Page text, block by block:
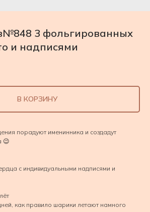
3 фольгированных
и надписями
В КОРЗИНУ
порадуют именинника и создадут
😉
с индивидуальными надписями и
как правило шарики летают намного